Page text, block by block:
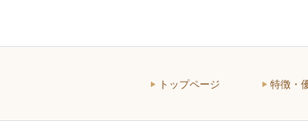
トップページ 特徴・